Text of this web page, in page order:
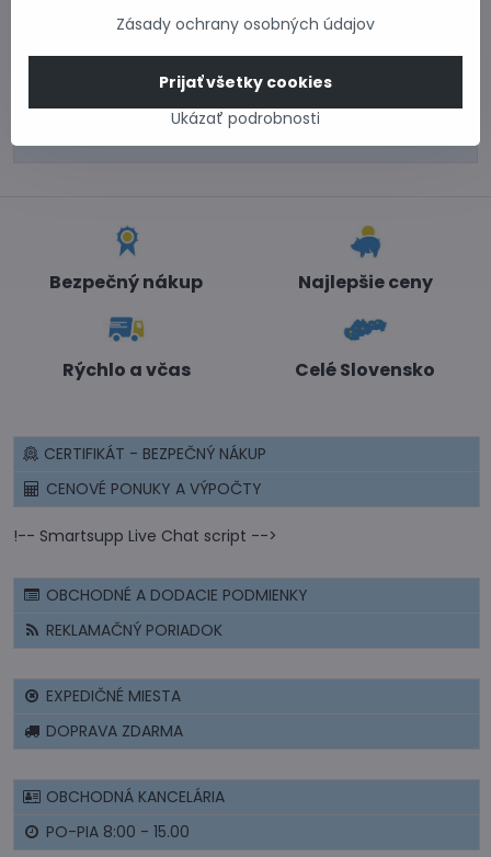
Technické poradenstvo
0948 987 787
Informácie k objednávkam
Po - Pi 8:00-15:00
info​@lacnestavanie​.sk
Bezpečný nákup Najlepšie ceny
Rýchlo a včas Celé Slovensko
CERTIFIKÁT - BEZPEČNÝ NÁKUP
CENOVÉ PONUKY A VÝPOČTY
!-- Smartsupp Live Chat script -->
OBCHODNÉ A DODACIE PODMIENKY
REKLAMAČNÝ PORIADOK
EXPEDIČNÉ MIESTA
DOPRAVA ZDARMA
OBCHODNÁ KANCELÁRIA
PO-PIA 8:00 - 15.00
Zásady ochrany osobných údajov
Ukázať podrobnosti
Prijať všetky cookies